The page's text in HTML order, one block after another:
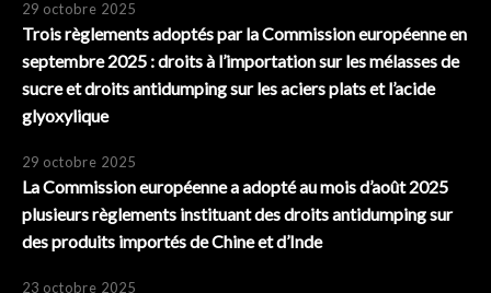
29 octobre 2025
Trois règlements adoptés par la Commission européenne en
septembre 2025 : droits à l’importation sur les mélasses de
sucre et droits antidumping sur les aciers plats et l’acide
glyoxylique
29 octobre 2025
La Commission européenne a adopté au mois d’août 2025
plusieurs règlements instituant des droits antidumping sur
des produits importés de Chine et d’Inde
23 octobre 2025